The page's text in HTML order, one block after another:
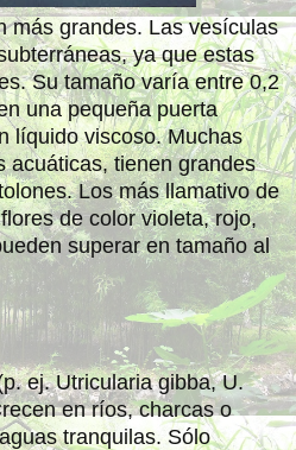
más grandes. Las vesículas
ya que estas
Su tamaño varía entre 0,2
una pequeña puerta
líquido viscoso. Muchas
acuáticas, tienen grandes
Los más llamativo de
de color violeta, rojo,
superar en tamaño al
ej. Utricularia gibba, U.
en ríos, charcas o
tranquilas. Sólo